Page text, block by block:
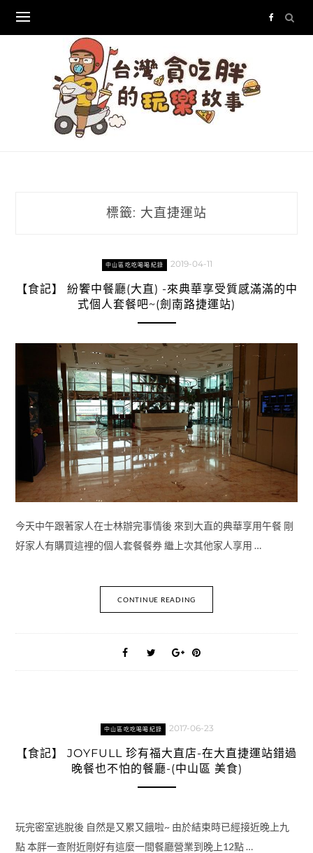
content
標籤: 大直捷運站
中山區吃吃喝喝紀錄 2019-04-11
【食記】 紛饗中餐廳(大直) -來典華享受質感滿滿的中
式個人套餐吧~(劍南路捷運站)
今天中午跟著家人在士林辦完事情後 來到大直的典華享用午餐 剛
好家人有購買這裡的個人套餐餐券 繼上次其他家人享用 …
CONTINUE READING
中山區吃吃喝喝紀錄 2017-06-23
【食記】 JOYFULL 珍有福大直店-在大直捷運站錯過
晚餐也不怕的餐廳-(中山區 美食)
玩完密室逃脫後 自然是又累又餓啦~ 由於結束時已經接近晚上九
點 本胖一查附近剛好有這麼一間餐廳營業到晚上12點 …